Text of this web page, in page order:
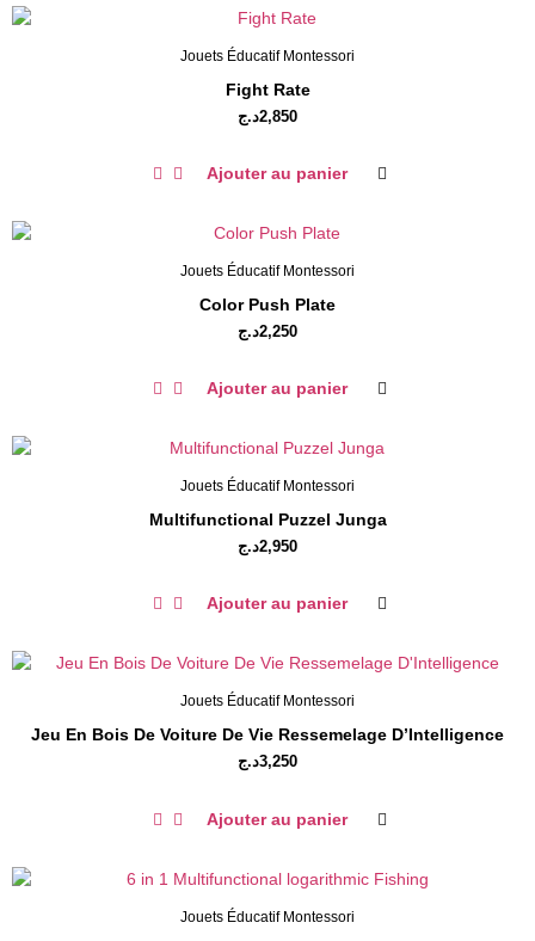
Jouets Éducatif Montessori
Fight Rate
2,850د.ج
Ajouter au panier
Jouets Éducatif Montessori
Color Push Plate
2,250د.ج
Ajouter au panier
Jouets Éducatif Montessori
Multifunctional Puzzel Junga
2,950د.ج
Ajouter au panier
Jouets Éducatif Montessori
Jeu En Bois De Voiture De Vie Ressemelage D’Intelligence
3,250د.ج
Ajouter au panier
Jouets Éducatif Montessori